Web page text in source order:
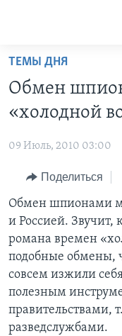
Перейти
основной
контент
навигации
Перейти
поиск
ГЛАВНОЕ
НОВОСТИ ЗА
ИТОГИ
ПОЧЕМУ ЭТО
ДИСКУССИЯ VOA
ДЕТАЛИ
НЬЮ-ЙОРК NEW
АМЕРИКА.
УЧИМ АНГЛИЙСКИЙ
НАША
А КАК В АМЕРИКЕ?
АРТЕФАКТЫ
АМЕРИКАНСКИЕ
ТЕСТЫ
ЭКСПЕРТИЗА
ИНТЕРВЬЮ
ФАКТЫ ПРОТИВ
ЗА СВОБОДУ
УЧИМ
ВИДЕО
ПОДПИСКА НА
ТЕМЫ ДНЯ
Обмен
«холодной
09 Июль, 2010 03:00
Поделиться
Обмен шпионами
и Россией. Звучит,
романа времен
подобные обмены,
совсем изжили
полезным
правительствами,
разведслужбами.